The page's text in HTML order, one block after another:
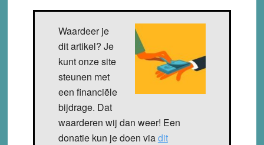
Waardeer je
dit artikel? Je
kunt onze site
steunen met
een financiële
bijdrage. Dat
waarderen wij dan weer! Een
donatie kun je doen viadit